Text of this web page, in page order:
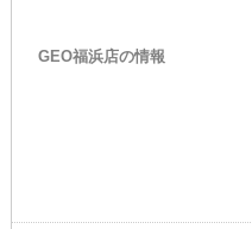
GEO福浜店の情報